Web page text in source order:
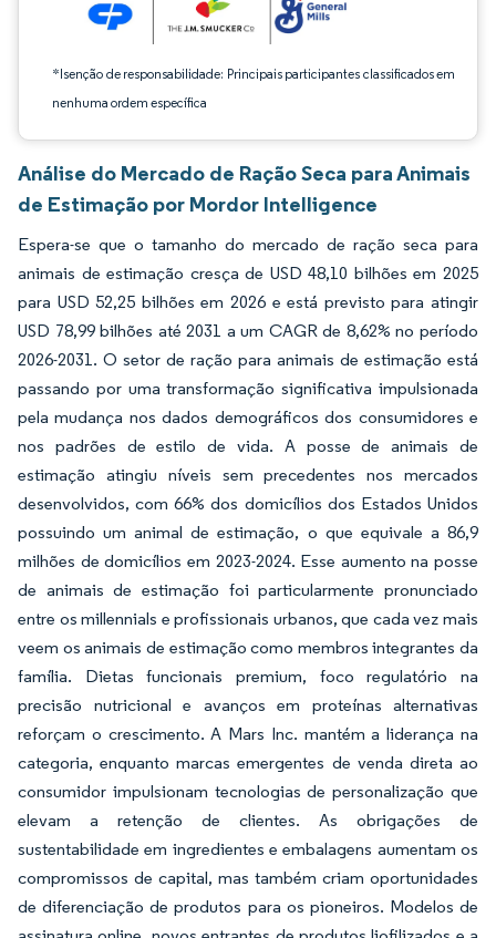
*Isenção de responsabilidade: Principais participantes classificados em
nenhuma ordem específica
Análise do Mercado de Ração Seca para Animais
de Estimação por Mordor Intelligence
Espera-se que o tamanho do mercado de ração seca para
animais de estimação cresça de USD 48,10 bilhões em 2025
para USD 52,25 bilhões em 2026 e está previsto para atingir
USD 78,99 bilhões até 2031 a um CAGR de 8,62% no período
2026-2031. O setor de ração para animais de estimação está
passando por uma transformação significativa impulsionada
pela mudança nos dados demográficos dos consumidores e
nos padrões de estilo de vida. A posse de animais de
estimação atingiu níveis sem precedentes nos mercados
desenvolvidos, com 66% dos domicílios dos Estados Unidos
possuindo um animal de estimação, o que equivale a 86,9
milhões de domicílios em 2023-2024. Esse aumento na posse
de animais de estimação foi particularmente pronunciado
entre os millennials e profissionais urbanos, que cada vez mais
veem os animais de estimação como membros integrantes da
família. Dietas funcionais premium, foco regulatório na
precisão nutricional e avanços em proteínas alternativas
reforçam o crescimento. A Mars Inc. mantém a liderança na
categoria, enquanto marcas emergentes de venda direta ao
consumidor impulsionam tecnologias de personalização que
elevam a retenção de clientes. As obrigações de
sustentabilidade em ingredientes e embalagens aumentam os
compromissos de capital, mas também criam oportunidades
de diferenciação de produtos para os pioneiros. Modelos de